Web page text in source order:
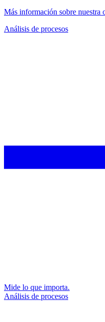
Más información sobre nuestra
Análisis de procesos
Mide lo que importa.
Análisis de procesos